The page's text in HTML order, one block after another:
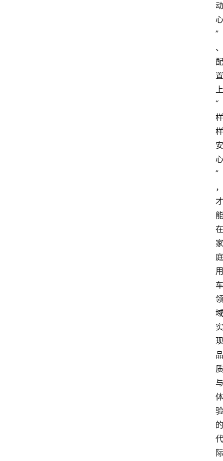
动
心
”
、
配
置
上
“
样
样
安
心
”
，
才
能
在
家
庭
用
车
领
域
实
现
品
质
与
体
验
的
代
际